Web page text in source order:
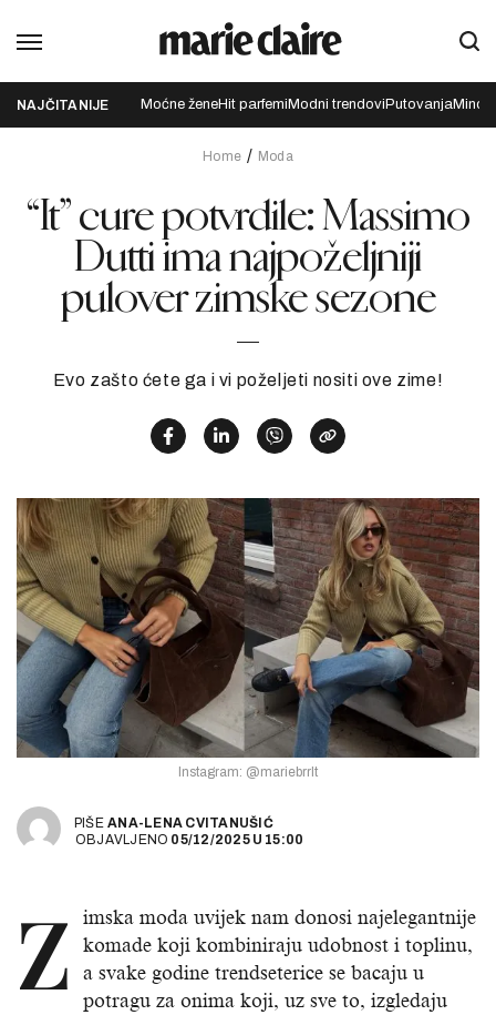
NAJČITANIJE Moćne ženeHit parfemi Modni trendovi Putovanja
Home Moda
“It” cure potvrdile: Massimo
Dutti ima najpoželjniji
pulover zimske sezone
Evo zašto ćete ga i vi poželjeti nositi ove zime!
Instagram: @mariebrrlt
PIŠEANA-LENA CVITANUŠIĆ
OBJAVLJENO 05/12/2025 U 15:00
Z
imska moda uvijek nam donosi najelegantnije
komade koji kombiniraju udobnost i toplinu,
a svake godine trendseterice se bacaju u
potragu za onima koji, uz sve to, izgledaju